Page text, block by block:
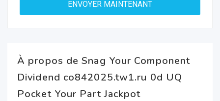
À propos de Snag Your Component
Dividend co842025.tw1.ru 0d UQ
Pocket Your Part Jackpot